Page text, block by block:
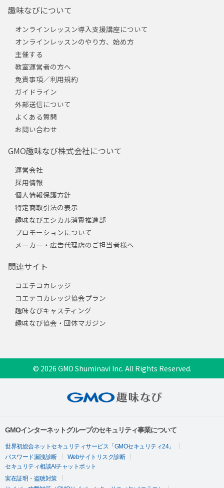
趣味なびについて
オンラインレッスン導入支援講座について
オンラインレッスンのやり方、始め方
主催する
教室運営者の方へ
免責事項／利用規約
ガイドライン
外部送信について
よくある質問
お問い合わせ
GMO趣味なび株式会社について
運営会社
採用情報
個人情報保護方針
特定商取引法の表示
趣味なびエシカル消費推進部
プロモーションについて
メーカー・広告代理店のご担当者様へ
関連サイト
コエテコカレッジ
コエテコカレッジ協会プラン
趣味なびキャスティング
趣味なび協会・団体マガジン
© 2026 GMO Shuminavi Inc. All Rights Reserved.